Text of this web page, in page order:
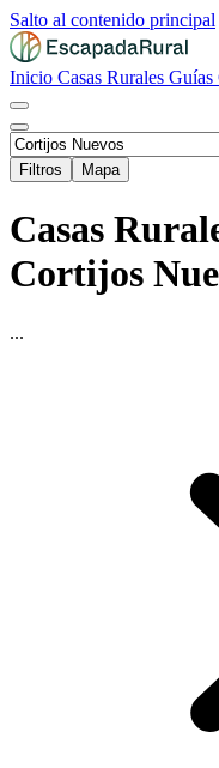
Salto al contenido principal
Inicio Casas Rurales Guías
Filtros
Mapa
Casas
Cortijos
...